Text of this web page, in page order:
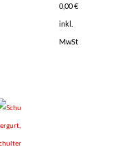
0,00€
inkl.
MwSt